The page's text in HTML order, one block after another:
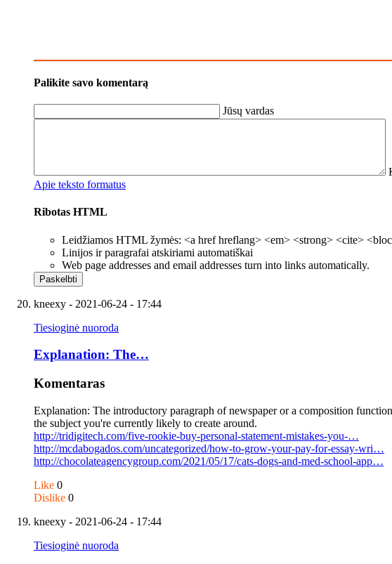
Palikite savo komentarą
Jūsų vardas
Apie teksto formatus
Ribotas HTML
Leidžiamos HTML žymės: <a href hreflang> <em> <strong> <cite>
Linijos ir paragrafai atskiriami automatiškai
Web page addresses and email addresses turn into links automatically.
kneexy - 2021-06-24 - 17:44
Tiesioginė nuoroda
Explanation: The…
Komentaras
Explanation: The introductory paragraph of newspaper or a composition
the subject you're currently likely to create around.
http://tridigitech.com/five-rookie-buy-personal-statement-mistakes-you-…
http://mcdabogados.com/uncategorized/how-to-grow-your-pay-for-essay-wri…
http://chocolateagencygroup.com/2021/05/17/cats-dogs-and-med-school-app…
Like 0
Dislike 0
kneexy - 2021-06-24 - 17:44
Tiesioginė nuoroda